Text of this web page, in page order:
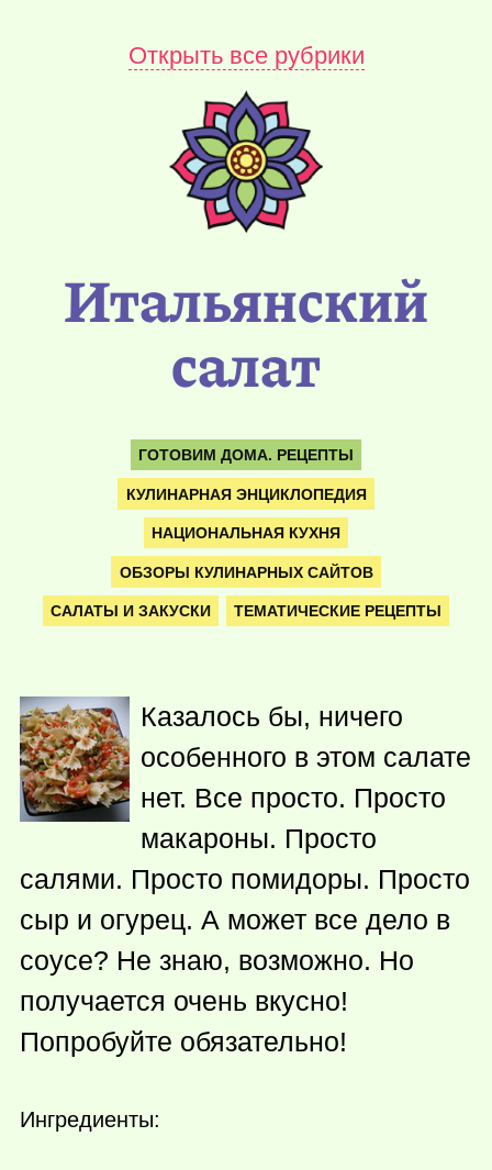
Открыть все рубрики
Итальянский
салат
ГОТОВИМ ДОМА. РЕЦЕПТЫ
КУЛИНАРНАЯ ЭНЦИКЛОПЕДИЯ
НАЦИОНАЛЬНАЯ КУХНЯ
ОБЗОРЫ КУЛИНАРНЫХ САЙТОВ
САЛАТЫ И ЗАКУСКИ ТЕМАТИЧЕСКИЕ РЕЦЕПТЫ
Казалось бы, ничего
особенного в этом салате
нет. Все просто. Просто
макароны. Просто
салями. Просто помидоры. Просто
сыр и огурец. А может все дело в
соусе? Не знаю, возможно. Но
получается очень вкусно!
Попробуйте обязательно!
Ингредиенты: